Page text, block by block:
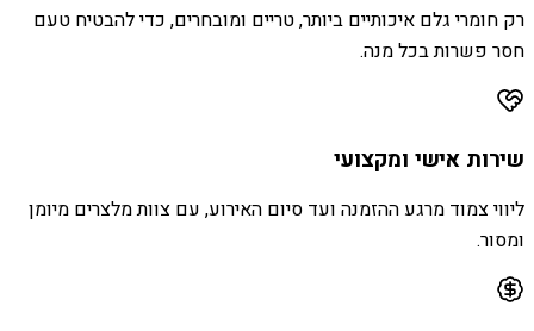
רק חומרי גלם איכותיים ביותר, טריים ומובחרים, כדי להבטיח טעם
חסר פשרות בכל מנה.
שירות אישי ומקצועי
ליווי צמוד מרגע ההזמנה ועד סיום האירוע, עם צוות מלצרים מיומן
ומסור.